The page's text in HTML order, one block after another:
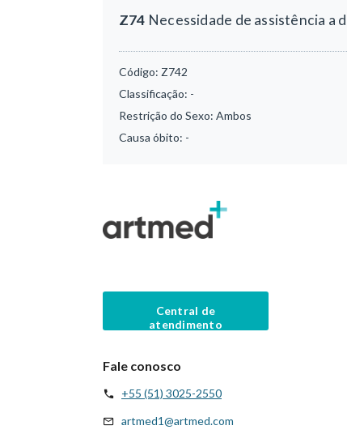
Z74 Necessidade de assistência a
Código: Z742
Classificação: -
Restrição do Sexo: Ambos
Causa óbito: -
Central de
atendimento
Fale conosco
+55 (51) 3025-2550
artmed1@artmed.com